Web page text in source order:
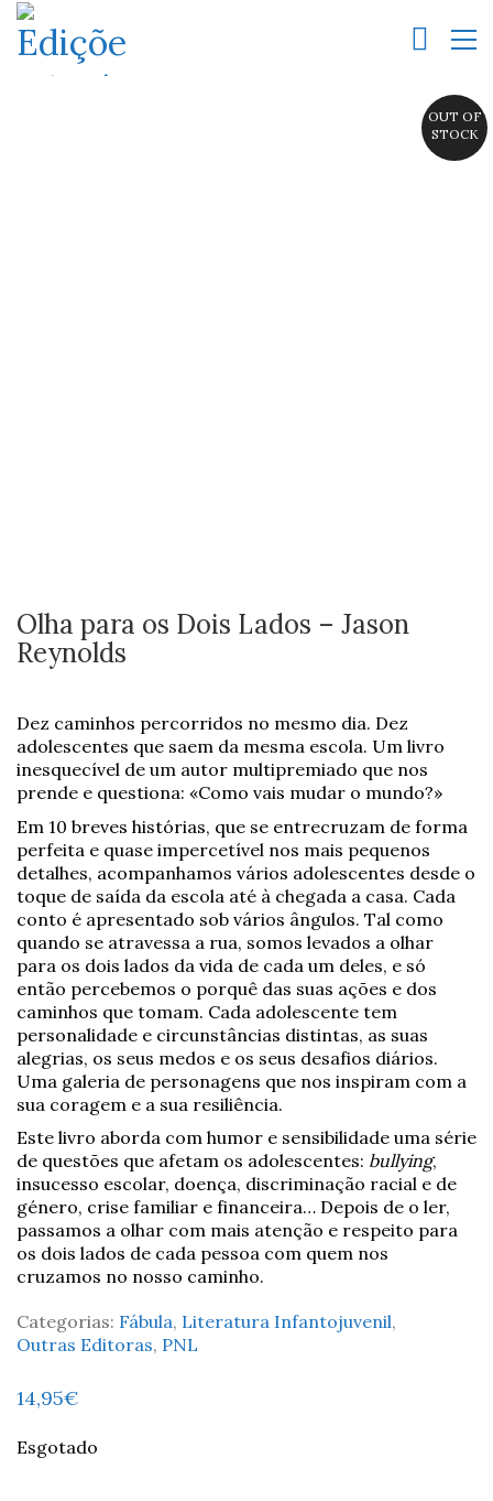
OUT OF
STOCK
Olha para os Dois Lados – Jason
Reynolds
Dez caminhos percorridos no mesmo dia. Dez
adolescentes que saem da mesma escola. Um livro
inesquecível de um autor multipremiado que nos
prende e questiona: «Como vais mudar o mundo?»
Em 10 breves histórias, que se entrecruzam de forma
perfeita e quase impercetível nos mais pequenos
detalhes, acompanhamos vários adolescentes desde o
toque de saída da escola até à chegada a casa. Cada
conto é apresentado sob vários ângulos. Tal como
quando se atravessa a rua, somos levados a olhar
para os dois lados da vida de cada um deles, e só
então percebemos o porquê das suas ações e dos
caminhos que tomam. Cada adolescente tem
personalidade e circunstâncias distintas, as suas
alegrias, os seus medos e os seus desafios diários.
Uma galeria de personagens que nos inspiram com a
sua coragem e a sua resiliência.
Este livro aborda com humor e sensibilidade uma série
de questões que afetam os adolescentes: bullying,
insucesso escolar, doença, discriminação racial e de
género, crise familiar e financeira… Depois de o ler,
passamos a olhar com mais atenção e respeito para
os dois lados de cada pessoa com quem nos
cruzamos no nosso caminho.
Categorias: Fábula, Literatura Infantojuvenil,
Outras Editoras, PNL
14,95€
Esgotado